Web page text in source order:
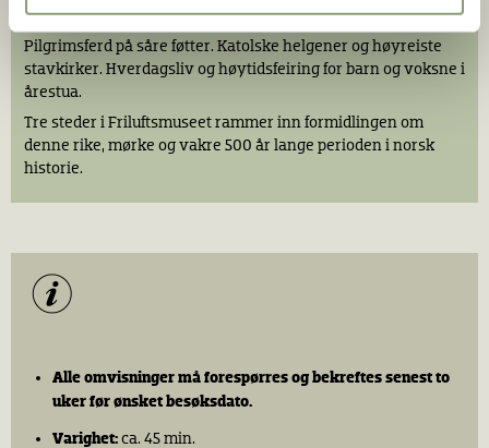
Pilgrimsferd på såre føtter. Katolske helgener og høyreiste
stavkirker. Hverdagsliv og høytidsfeiring for barn og voksne i
årestua.
Tre steder i Friluftsmuseet rammer inn formidlingen om
denne rike, mørke og vakre 500 år lange perioden i norsk
historie.
Alle omvisninger må forespørres og bekreftes senest to
uker før ønsket besøksdato.
Varighet: ca. 45 min.